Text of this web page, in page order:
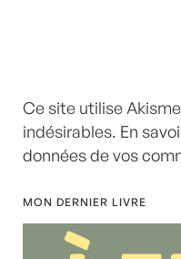
Ce site utilise
indésirables. En
données de vos
MON DERNIER LIVRE